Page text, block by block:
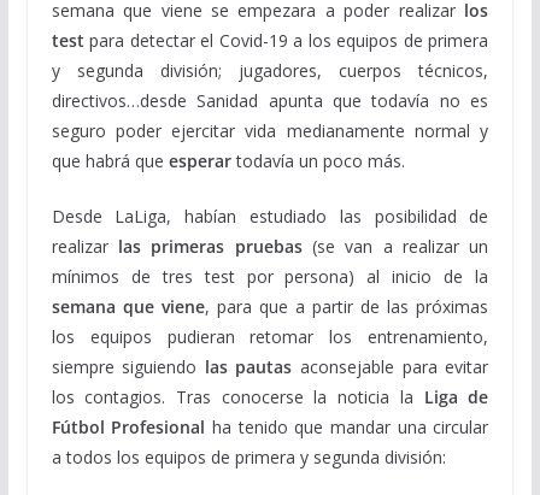
semana que viene se empezara a poder realizar los
test para detectar el Covid-19 a los equipos de primera
y segunda división; jugadores, cuerpos técnicos,
directivos…desde Sanidad apunta que todavía no es
seguro poder ejercitar vida medianamente normal y
que habrá que esperartodavía un poco más.
Desde LaLiga, habían estudiado las posibilidad de
realizar las primeras pruebas(se van a realizar un
mínimos de tres test por persona) al inicio de la
semana que viene, para que a partir de las próximas
los equipos pudieran retomar los entrenamiento,
siempre siguiendo las pautas aconsejable para evitar
los contagios. Tras conocerse la noticia la Liga de
Fútbol Profesional ha tenido que mandar una circular
a todos los equipos de primera y segunda división: